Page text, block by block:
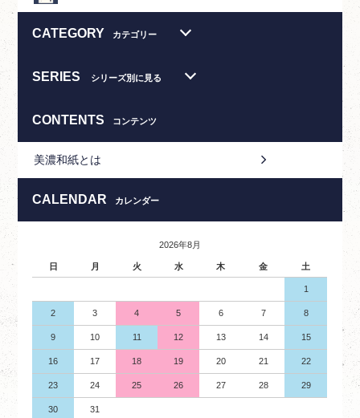
CATEGORY カテゴリー
SERIES シリーズ別に見る
CONTENTS コンテンツ
美濃和紙とは
CALENDAR カレンダー
2026年8月
日 月 火 水 木 金 土
1
2 3 4 5 6 7 8
9 10 11 12 13 14 15
16 17 18 19 20 21 22
23 24 25 26 27 28 29
30 31